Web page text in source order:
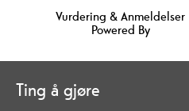
Vurdering & Anmeldelser
Powered By
Ting å gjøre